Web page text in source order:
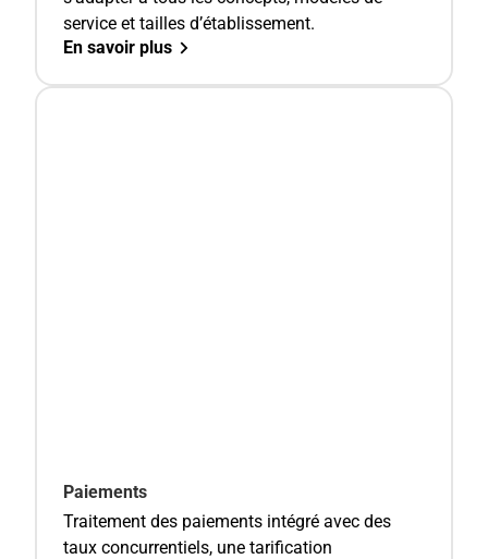
service et tailles d’établissement.
En savoir plus
Paiements
Traitement des paiements intégré avec des
taux concurrentiels, une tarification